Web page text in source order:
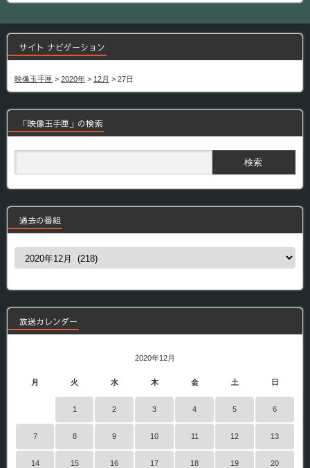
サイト ナビゲーション
映像玉手匣 > 2020年 > 12月 > 27日
「映像玉手匣」の検索
過去の番組
過
組
放送カレンダー
2020年12月
月 火 水 木 金 土 日
1 2 3 4 5 6
7 8 9 10 11 12 13
14 15 16 17 18 19 20